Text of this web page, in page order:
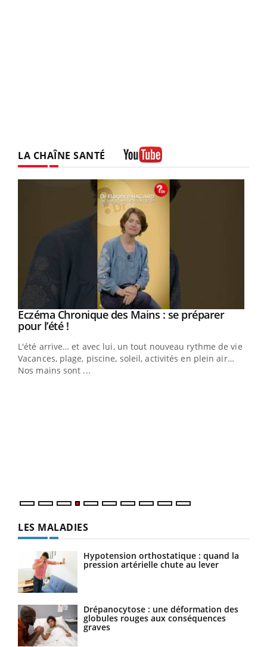
LA CHAÎNE SANTÉ
Youtube
Eczéma Chronique des Mains : se préparer
pour l’été !Youtube
L'été arrive… et avec lui, un tout nouveau rythme de vie !
Vacances, plage, piscine, soleil, activités en plein air…
Nos mains sont ...
LES MALADIES
Hypotension orthostatique : quand la
pression artérielle chute au lever
Drépanocytose : une déformation des
globules rouges aux conséquences
graves